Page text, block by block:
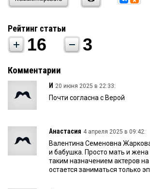
Рейтинг статьи
16 3
Комментарии
И 20 июня 2025 в 22:33:
Почти согласна с Верой
Анастасия 4 апреля 2025 в 09:42:
Валентина Семеновна
и бабушка. Просто мать и жена
таким назначением актеров
остается заниматься только